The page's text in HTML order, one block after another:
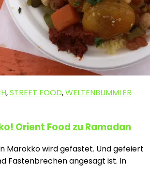
,STREET FOOD,WELTENBUMMLER
Orient Food zu Ramadan
Marokko wird gefastet. Und gefeiert
Fastenbrechen angesagt ist. In